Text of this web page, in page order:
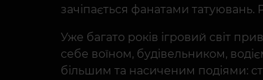
зачіпається фанатами
Уже багато років ігровий світ
себе воїном, будівельником,
більшим та насиченим подіями: